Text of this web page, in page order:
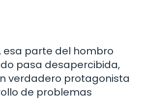
esa parte del hombro
pasa desapercibida,
verdadero protagonista
de problemas